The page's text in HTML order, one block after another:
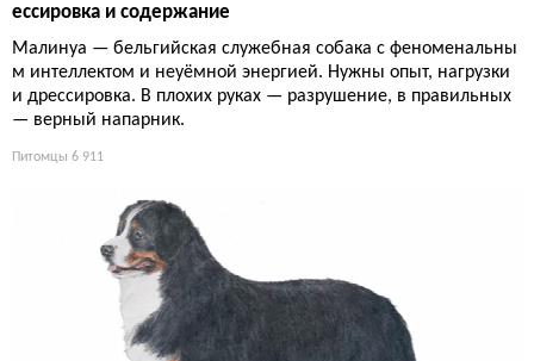
ессировка и содержание
Малинуа — бельгийская служебная собака с феноменальны
м интеллектом и неуёмной энергией. Нужны опыт, нагрузки
и дрессировка. В плохих руках — разрушение, в правильных
— верный напарник.
Питомцы 6 911